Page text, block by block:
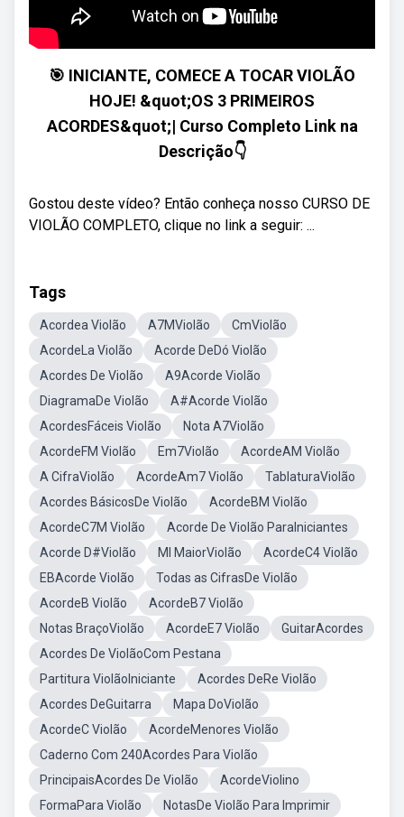
🎯 INICIANTE, COMECE A TOCAR VIOLÃO
HOJE! &quot;OS 3 PRIMEIROS
ACORDES&quot;| Curso Completo Link na
Descrição👇
Gostou deste vídeo? Então conheça nosso CURSO DE
VIOLÃO COMPLETO, clique no link a seguir: ...
Tags
Acordea Violão A7MViolão
CmViolão
AcordeLa Violão
Acorde DeDó Violão
Acordes De Violão
A9Acorde Violão
DiagramaDe Violão
A#Acorde Violão
AcordesFáceis Violão
Nota A7Violão
AcordeFM Violão
Em7Violão
AcordeAM Violão
A CifraViolão
AcordeAm7 Violão
TablaturaViolão
Acordes BásicosDe Violão
AcordeBM Violão
AcordeC7M Violão
Acorde De Violão ParaIniciantes
Acorde D#Violão
MI MaiorViolão
AcordeC4 Violão
EBAcorde Violão
Todas as CifrasDe Violão
AcordeB Violão
AcordeB7 Violão
Notas BraçoViolão
AcordeE7 Violão
GuitarAcordes
Acordes De ViolãoCom Pestana
Partitura ViolãoIniciante
Acordes DeRe Violão
Acordes DeGuitarra
Mapa DoViolão
AcordeC Violão
AcordeMenores Violão
Caderno Com 240Acordes Para Violão
PrincipaisAcordes De Violão
AcordeViolino
FormaPara Violão
NotasDe Violão Para Imprimir